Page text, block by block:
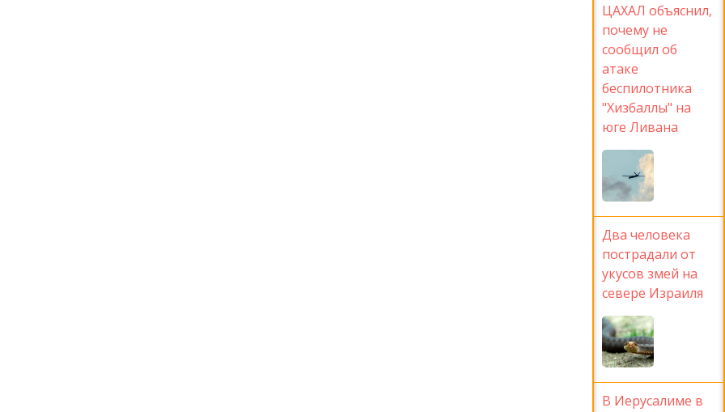
ЦАХАЛ объяснил,
почему не
сообщил об
атаке
беспилотника
"Хизбаллы" на
юге Ливана
Два человека
пострадали от
укусов змей на
севере Израиля
В Иерусалиме в